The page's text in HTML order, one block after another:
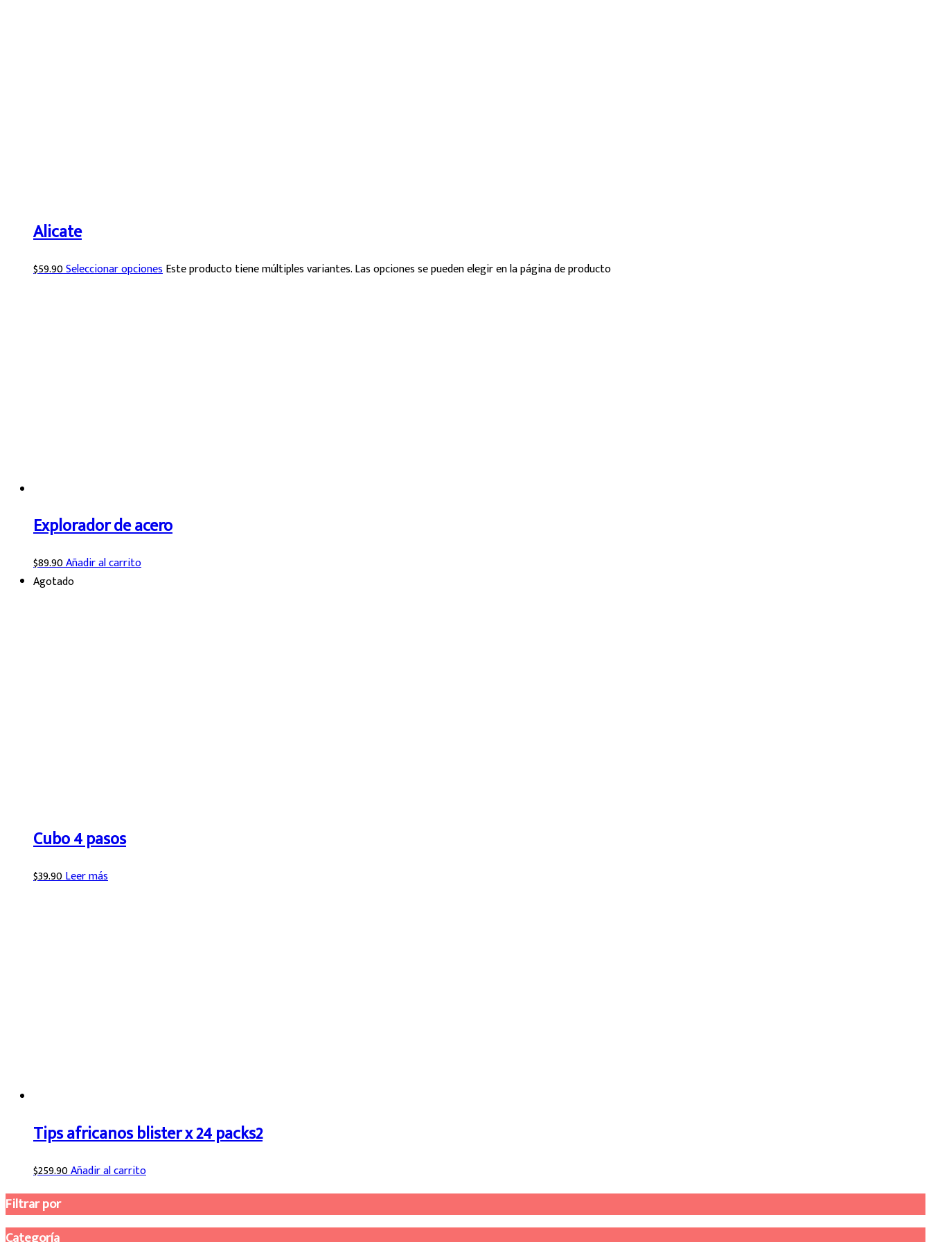
Alicate
$59.90Seleccionar opcionesEste producto tiene múltiples variantes. Las opciones se pueden elegir en la página de producto
Explorador de acero
$89.90Añadir al carrito
Agotado
Cubo 4 pasos
$39.90Leer más
Tips africanos blister x 24 packs2
$259.90Añadir al carrito
Filtrar por